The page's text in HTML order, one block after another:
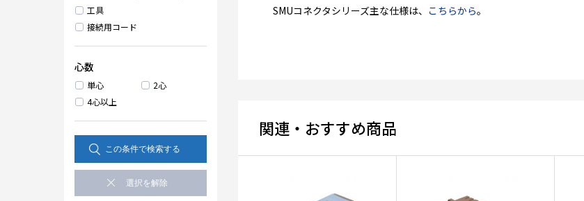
工具
接続用コード
心数
単心
2心
4心以上
SMUコネクタシリーズ主な仕様は、 こちらから。
関連・おすすめ商品